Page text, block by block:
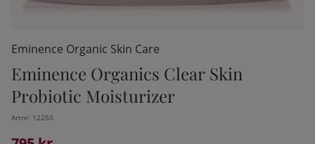
Eminence Organic Skin Care
Eminence Organics Clear Skin
Probiotic Moisturizer
Artnr: 12250